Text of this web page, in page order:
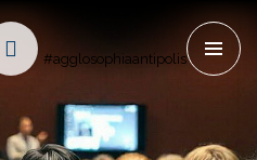
#agglosophiaantipolis